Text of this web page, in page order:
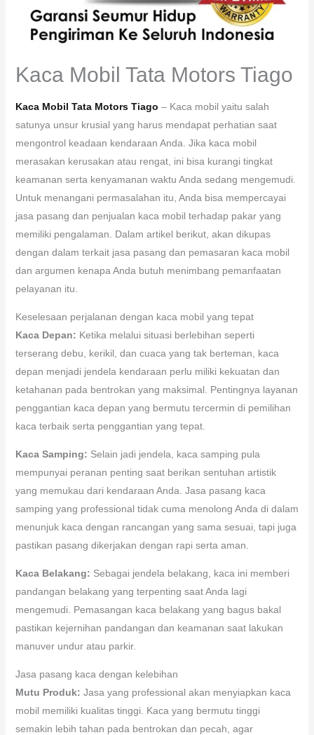
Kaca Mobil Tata Motors Tiago
Kaca Mobil Tata Motors Tiago – Kaca mobil yaitu salah
satunya unsur krusial yang harus mendapat perhatian saat
mengontrol keadaan kendaraan Anda. Jika kaca mobil
merasakan kerusakan atau rengat, ini bisa kurangi tingkat
keamanan serta kenyamanan waktu Anda sedang mengemudi.
Untuk menangani permasalahan itu, Anda bisa mempercayai
jasa pasang dan penjualan kaca mobil terhadap pakar yang
memiliki pengalaman. Dalam artikel berikut, akan dikupas
dengan dalam terkait jasa pasang dan pemasaran kaca mobil
dan argumen kenapa Anda butuh menimbang pemanfaatan
pelayanan itu.
Keselesaan perjalanan dengan kaca mobil yang tepat
Kaca Depan: Ketika melalui situasi berlebihan seperti
terserang debu, kerikil, dan cuaca yang tak berteman, kaca
depan menjadi jendela kendaraan perlu miliki kekuatan dan
ketahanan pada bentrokan yang maksimal. Pentingnya layanan
penggantian kaca depan yang bermutu tercermin di pemilihan
kaca terbaik serta penggantian yang tepat.
Kaca Samping: Selain jadi jendela, kaca samping pula
mempunyai peranan penting saat berikan sentuhan artistik
yang memukau dari kendaraan Anda. Jasa pasang kaca
samping yang professional tidak cuma menolong Anda di dalam
menunjuk kaca dengan rancangan yang sama sesuai, tapi juga
pastikan pasang dikerjakan dengan rapi serta aman.
Kaca Belakang: Sebagai jendela belakang, kaca ini memberi
pandangan belakang yang terpenting saat Anda lagi
mengemudi. Pemasangan kaca belakang yang bagus bakal
pastikan kejernihan pandangan dan keamanan saat lakukan
manuver undur atau parkir.
Jasa pasang kaca dengan kelebihan
Mutu Produk: Jasa yang professional akan menyiapkan kaca
mobil memiliki kualitas tinggi. Kaca yang bermutu tinggi
semakin lebih tahan pada bentrokan dan pecah, agar